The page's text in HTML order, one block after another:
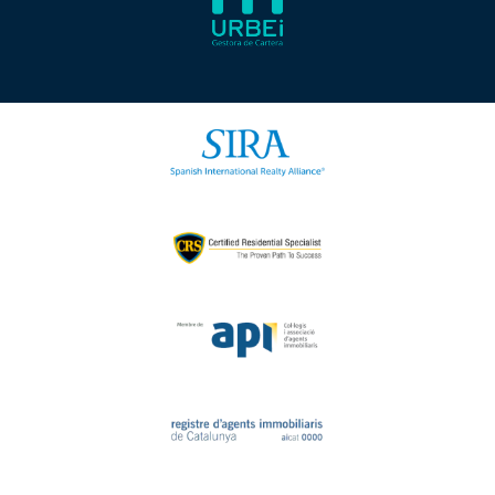
¿URBEi ofrece apoyo continuo
Sí, URBEi está comprometido a ofrecer apoyo
continuo para ayudarte a manejar tus
inversiones eficazmente.
asesoría profesional para guiarte durante el
No dudes más; contacta a Mª Jose Escudero